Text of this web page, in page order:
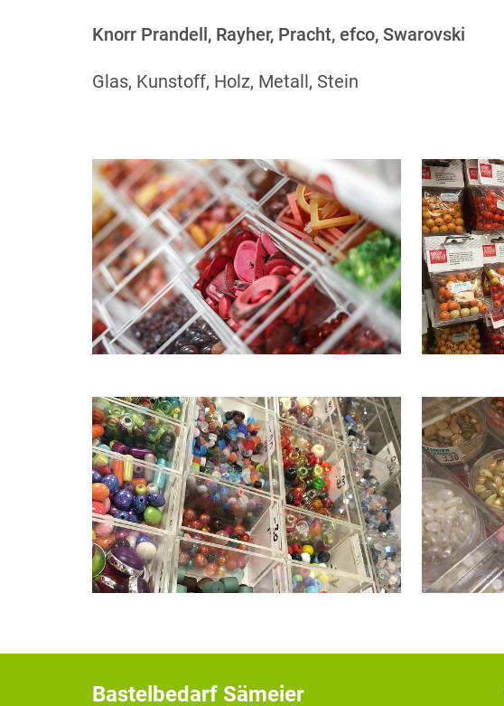
Knorr Prandell, Rayher, Pracht, efco, Swarovski
Glas, Kunstoff, Holz, Metall, Stein
Bastelbedarf Sämeier